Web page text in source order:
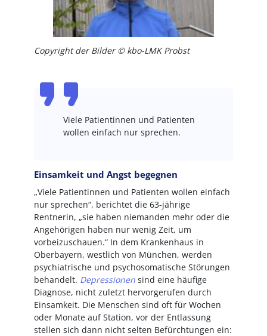
Copyright der Bilder © kbo-LMK Probst
Viele Patientinnen und Patienten
wollen einfach nur sprechen.
Einsamkeit und Angst begegnen
„Viele Patientinnen und Patienten wollen einfach
nur sprechen“, berichtet die 63-jährige
Rentnerin, „sie haben niemanden mehr oder die
Angehörigen haben nur wenig Zeit, um
vorbeizuschauen.“ In dem Krankenhaus in
Oberbayern, westlich von München, werden
psychiatrische und psychosomatische Störungen
behandelt. Depressionen sind eine häufige
Diagnose, nicht zuletzt hervorgerufen durch
Einsamkeit. Die Menschen sind oft für Wochen
oder Monate auf Station, vor der Entlassung
stellen sich dann nicht selten Befürchtungen ein: